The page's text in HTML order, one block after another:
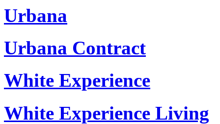
Urbana
Urbana Contract
White Experience
White Experience Living